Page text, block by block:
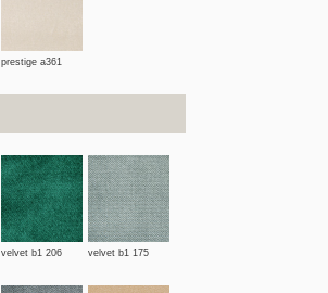
prestige a361
velvet b1 206 velvet b1 175